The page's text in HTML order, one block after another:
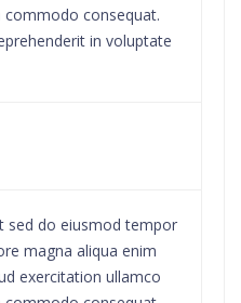
commodo consequat.
in voluptate
sed do eiusmod tempor
magna aliqua enim
exercitation ullamco